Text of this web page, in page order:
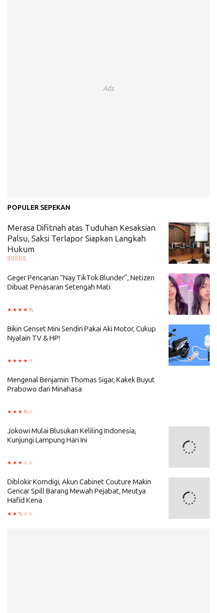
Ads
POPULER SEPEKAN
Merasa Difitnah atas Tuduhan Kesaksian
Palsu, Saksi Terlapor Siapkan Langkah
Hukum
Geger Pencarian “Nay TikTok Blunder”, Netizen
Dibuat Penasaran Setengah Mati
Bikin Genset Mini Sendiri Pakai Aki Motor, Cukup
Nyalain TV & HP!
Mengenal Benjamin Thomas Sigar, Kakek Buyut
Prabowo dari Minahasa
Jokowi Mulai Blusukan Keliling Indonesia,
Kunjungi Lampung Hari Ini
Diblokir Komdigi, Akun Cabinet Couture Makin
Gencar Spill Barang Mewah Pejabat, Meutya
Hafid Kena